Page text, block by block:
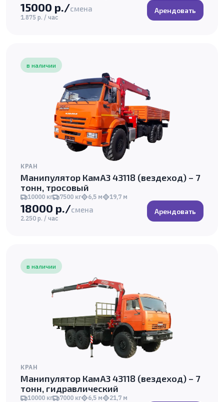
15000 р./смена
1.875 р. / час
Арендовать
в наличии
КРАН
Манипулятор КамАЗ 43118 (вездеход) – 7
тонн, тросовый
10000 кг 7500 кг 6,5 м 19,7 м
18000 р./смена
2.250 р. / час
Арендовать
в наличии
КРАН
Манипулятор КамАЗ 43118 (вездеход) – 7
тонн, гидравлический
10000 кг 7000 кг 6,5 м 21,7 м